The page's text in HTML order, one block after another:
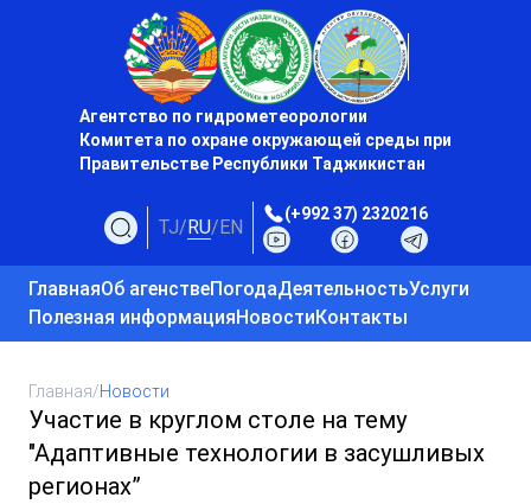
Агентство по гидрометеорологии
Комитета по охране окружающей среды при
Правительстве Республики Таджикистан
TJ/RU/EN
(+992 37) 2320216
ГлавнаяОб агенствеПогодаДеятельностьУслуги
Полезная информацияНовостиКонтакты
Главная/Новости
Участие в круглом столе на тему
"Адаптивные технологии в засушливых
регионах”